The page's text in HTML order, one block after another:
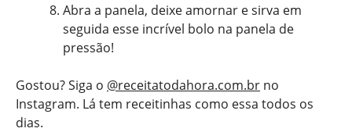
Abra a panela, deixe amornar e sirva em
seguida esse incrível bolo na panela de
pressão!
Gostou? Siga o @receitatodahora.com.br no
Instagram. Lá tem receitinhas como essa todos os
dias.